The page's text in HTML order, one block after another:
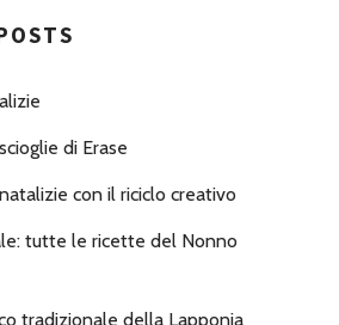
di Erase
con il riciclo creativo
tutte le ricette del Nonno
tradizionale della Lapponia